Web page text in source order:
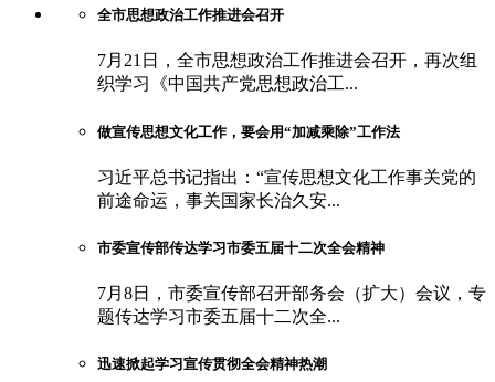
全市思想政治工作推进会召开
7月21日，全市思想政治工作推进会召开，再次组
织学习《中国共产党思想政治工...
做宣传思想文化工作，要会用“加减乘除”工作法
习近平总书记指出：“宣传思想文化工作事关党的
前途命运，事关国家长治久安...
市委宣传部传达学习市委五届十二次全会精神
7月8日，市委宣传部召开部务会（扩大）会议，专
题传达学习市委五届十二次全...
迅速掀起学习宣传贯彻全会精神热潮